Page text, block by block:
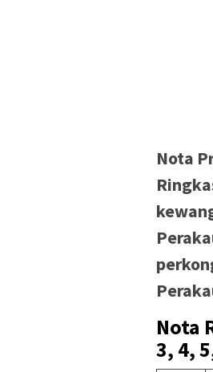
Nota
Nota
3, 4,